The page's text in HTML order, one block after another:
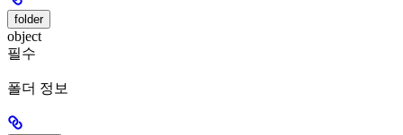
folder
object
필수
폴더 정보